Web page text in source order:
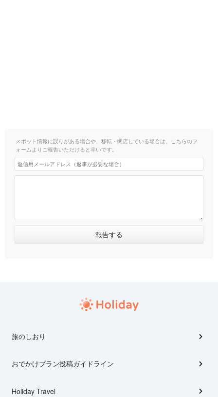
スポット情報に誤りがある場合や、移転・閉店している場合は、こちらのフ
ォームよりご報告いただけると幸いです。
旅のしおり
おでかけプラン投稿ガイドライン
Holiday Travel